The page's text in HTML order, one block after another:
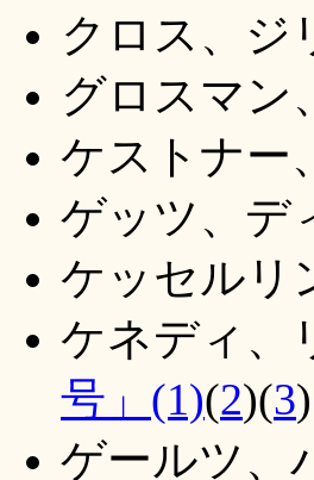
クロス、ジ
グロスマン
ケストナー
ゲッツ、デ
ケッセルリ
ケネディ、
号」(1)(2)(3)
ゲールツ、